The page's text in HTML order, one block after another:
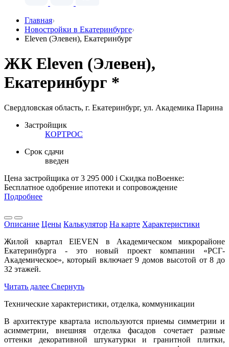
Главная
Новостройки в Екатеринбурге
Eleven (Элевен), Екатеринбург
ЖК Eleven (Элевен),
Екатеринбург *
Свердловская область, г. Екатеринбург, ул. Академика Парина
Застройщик
КОРТРОС
Срок сдачи
введен
Цена застройщика от 3 295 000 i Скидка поВоенке:
Бесплатное одобрение ипотеки и сопровождение
Подробнее
Описание Цены Калькулятор На карте Характеристики
Жилой квартал ElEVEN в Академическом микрорайоне
Екатеринбурга - это новый проект компании «РСГ-
Академическое», который включает 9 домов высотой от 8 до
32 этажей.
Читать далее Свернуть
Технические характеристики, отделка, коммуникации
В архитектуре квартала используются приемы симметрии и
асимметрии, внешняя отделка фасадов сочетает разные
оттенки декоративной штукатурки и гранитной плитки,